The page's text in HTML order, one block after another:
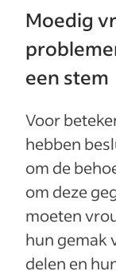
Moedig
een stem
Voor
hebben
om de
om deze
moeten
hun gemak
delen en